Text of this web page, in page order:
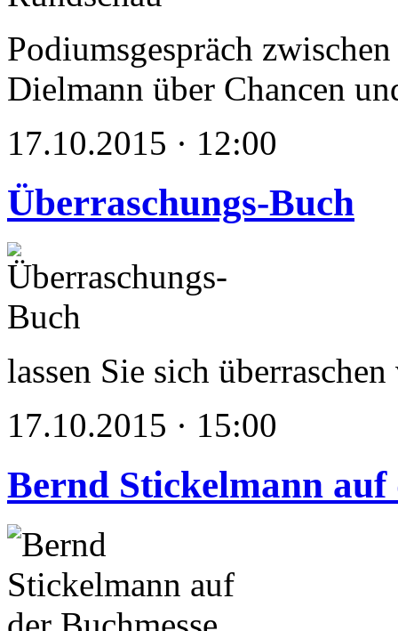
Podiumsgespräch
Dielmann über Chancen
17.10.2015 · 12:00
Überraschungs-Buch
lassen Sie sich
17.10.2015 · 15:00
Bernd Stickelmann auf